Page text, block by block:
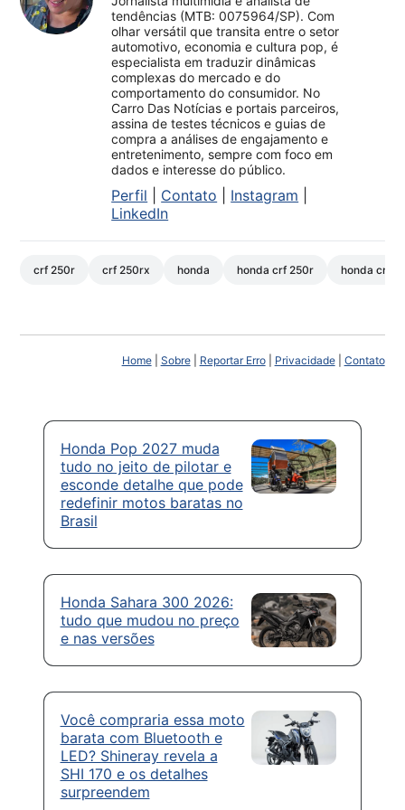
tendências (MTB: 0075964/SP). Com
olhar versátil que transita entre o setor
automotivo, economia e cultura pop, é
especialista em traduzir dinâmicas
complexas do mercado e do
comportamento do consumidor. No
Carro Das Notícias e portais parceiros,
assina de testes técnicos e guias de
compra a análises de engajamento e
entretenimento, sempre com foco em
dados e interesse do público.
Perfil Contato Instagram
LinkedIn
crf 250r crf 250rx honda honda crf 250r honda crf
Home| Sobre| Reportar Erro| Privacidade| Contato
Honda Pop 2027 muda
tudo no jeito de pilotar e
esconde detalhe que pode
redefinir motos baratas no
Brasil
Honda Sahara 300 2026:
tudo que mudou no preço
e nas versões
Você compraria essa moto
barata com Bluetooth e
LED? Shineray revela a
SHI 170 e os detalhes
surpreendem